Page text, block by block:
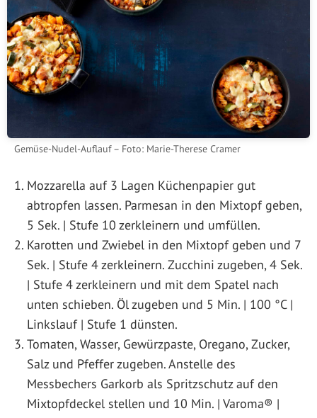
Gemüse-Nudel-Auflauf – Foto: Marie-Therese Cramer
Mozzarella auf 3 Lagen Küchenpapier gut
abtropfen lassen. Parmesan in den Mixtopf geben,
5 Sek. | Stufe 10 zerkleinern und umfüllen.
Karotten und Zwiebel in den Mixtopf geben und 7
Sek. | Stufe 4 zerkleinern. Zucchini zugeben, 4 Sek.
| Stufe 4 zerkleinern und mit dem Spatel nach
unten schieben. Öl zugeben und 5 Min. | 100 °C |
Linkslauf | Stufe 1 dünsten.
Tomaten, Wasser, Gewürzpaste, Oregano, Zucker,
Salz und Pfeffer zugeben. Anstelle des
Messbechers Garkorb als Spritzschutz auf den
Mixtopfdeckel stellen und 10 Min. | Varoma® |